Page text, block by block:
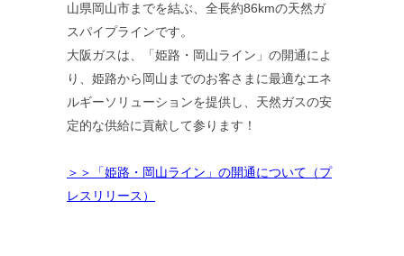
山県岡山市までを結ぶ、全長約86kmの天然ガ
スパイプラインです。
大阪ガスは、「姫路・岡山ライン」の開通によ
り、姫路から岡山までのお客さまに最適なエネ
ルギーソリューションを提供し、天然ガスの安
定的な供給に貢献して参ります！
＞＞「姫路・岡山ライン」の開通について（プ
レスリリース）